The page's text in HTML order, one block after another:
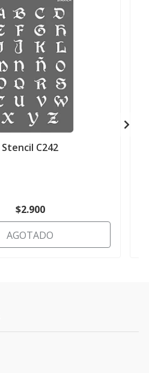
Stencil C242
$2.900
AGOTADO